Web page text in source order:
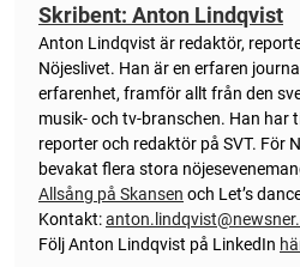
Skribent: Anton Lindqvist
Anton Lindqvist är redaktör,
Nöjeslivet. Han är en erfaren
erfarenhet, framför allt från den
musik- och tv-branschen. Han har
reporter och redaktör på SVT. För
bevakat flera stora
Allsång på Skansen och Let’s
Kontakt:
Följ Anton Lindqvist på LinkedIn